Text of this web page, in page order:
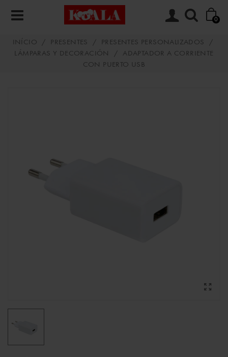
0
INÍCIO / PRESENTES / PRESENTES PERSONALIZADOS
/
LÁMPARAS Y DECORACIÓN
/
ADAPTADOR A CORRIENTE
CON PUERTO USB